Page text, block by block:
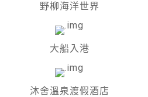
野柳海洋世界
大船入港
沐舍溫泉渡假酒店